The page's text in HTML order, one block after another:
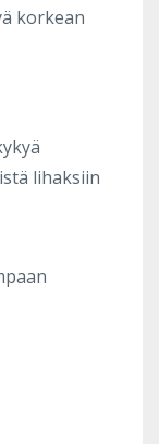
korkean
lihaksiin